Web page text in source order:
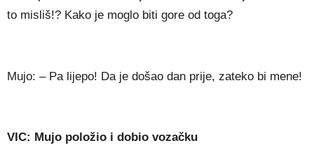
to misliš!? Kako je moglo biti gore od toga?
Mujo: – Pa lijepo! Da je došao dan prije, zateko bi mene!
VIC: Mujo položio i dobio vozačku